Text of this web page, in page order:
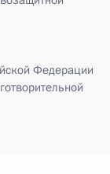
Федерации